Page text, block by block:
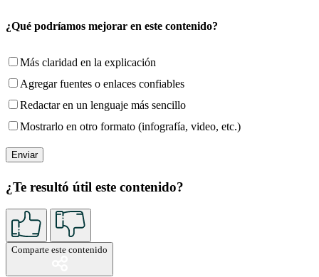
¿Qué podríamos mejorar en este contenido?
Más claridad en la explicación
Agregar fuentes o enlaces confiables
Redactar en un lenguaje más sencillo
Mostrarlo en otro formato (infografía, video, etc.)
¿Te resultó útil este contenido?
Comparte este contenido